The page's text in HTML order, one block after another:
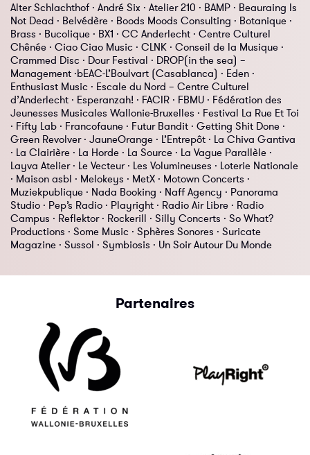
Alter Schlachthof · André Six · Atelier 210 · BAMP · Beauraing Is
Not Dead · Belvédère · Boods Moods Consulting · Botanique ·
Brass · Bucolique · BX1 · CC Anderlecht · Centre Culturel
Chênée · Ciao Ciao Music · CLNK · Conseil de la Musique ·
Crammed Disc · Dour Festival · DROP(in the sea) –
Management ·bEAC-L’Boulvart (Casablanca) · Eden ·
Enthusiast Music · Escale du Nord – Centre Culturel
d’Anderlecht · Esperanzah! · FACIR · FBMU · Fédération des
Jeunesses Musicales Wallonie-Bruxelles · Festival La Rue Et Toi
· Fifty Lab · Francofaune · Futur Bandit · Getting Shit Done ·
Green Revolver · JauneOrange · L’Entrepôt · La Chiva Gantiva
· La Clairière · La Horde · La Source · La Vague Parallèle ·
Layva Atelier · Le Vecteur · Les Volumineuses · Loterie Nationale
· Maison asbl · Melokeys · MetX · Motown Concerts ·
Muziekpublique · Nada Booking · Naff Agency · Panorama
Studio · Pep’s Radio · Playright · Radio Air Libre · Radio
Campus · Reflektor · Rockerill · Silly Concerts · So What?
Productions · Some Music · Sphères Sonores · Suricate
Magazine · Sussol · Symbiosis · Un Soir Autour Du Monde
Partenaires